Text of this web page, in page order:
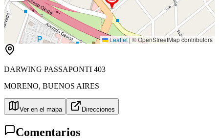
Leaflet|© OpenStreetMap contributors
DARWING PASSAPONTI 403
MORENO, BUENOS AIRES
Ver en el mapa Direcciones
Comentarios